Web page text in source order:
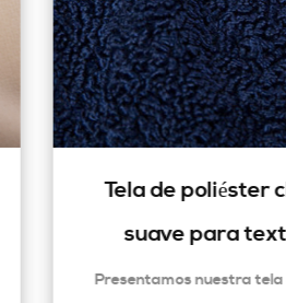
Tela de poliéster
suave para
Presentamos nuestra tela de